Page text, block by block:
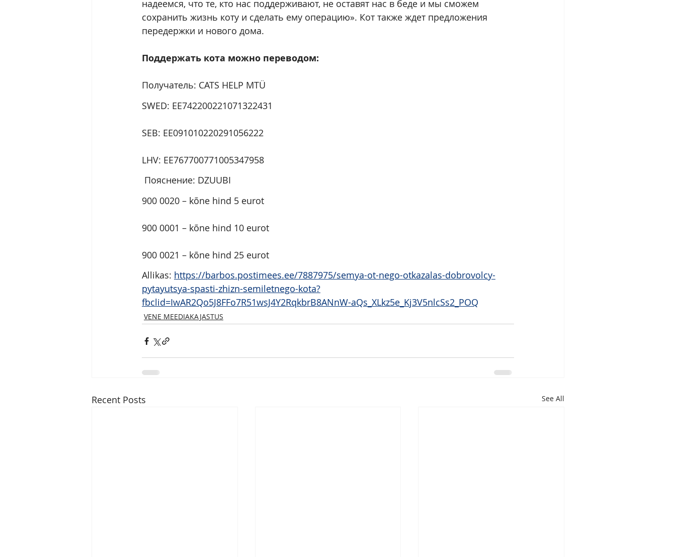
надеемся, что те, кто нас поддерживают, не оставят нас в беде и мы сможем
сохранить жизнь коту и сделать ему операцию». Кот также ждет предложения
передержки и нового дома.
Поддержать кота можно переводом:
Получатель: CATS HELP MTÜ
SWED: EE742200221071322431
SEB: EE091010220291056222
LHV: EE767700771005347958
Пояснение: DZUUBI
900 0020 – kõne hind 5 eurot
900 0001 – kõne hind 10 eurot
900 0021 – kõne hind 25 eurot
Allikas: https://barbos.postimees.ee/7887975/semya-ot-nego-otkazalas-dobrovolcy-
pytayutsya-spasti-zhizn-semiletnego-kota?
fbclid=IwAR2Qo5J8FFo7R51wsJ4Y2RqkbrB8ANnW-aQs_XLkz5e_Kj3V5nlcSs2_POQ
VENE MEEDIAKAJASTUS
Recent Posts See All